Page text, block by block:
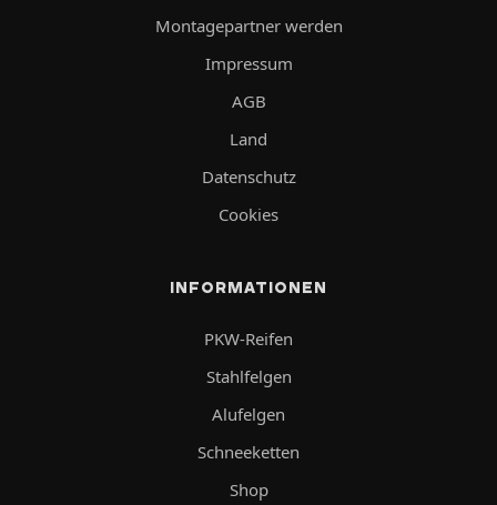
Montagepartner werden
Impressum
AGB
Land
Datenschutz
Cookies
INFORMATIONEN
PKW-Reifen
Stahlfelgen
Alufelgen
Schneeketten
Shop